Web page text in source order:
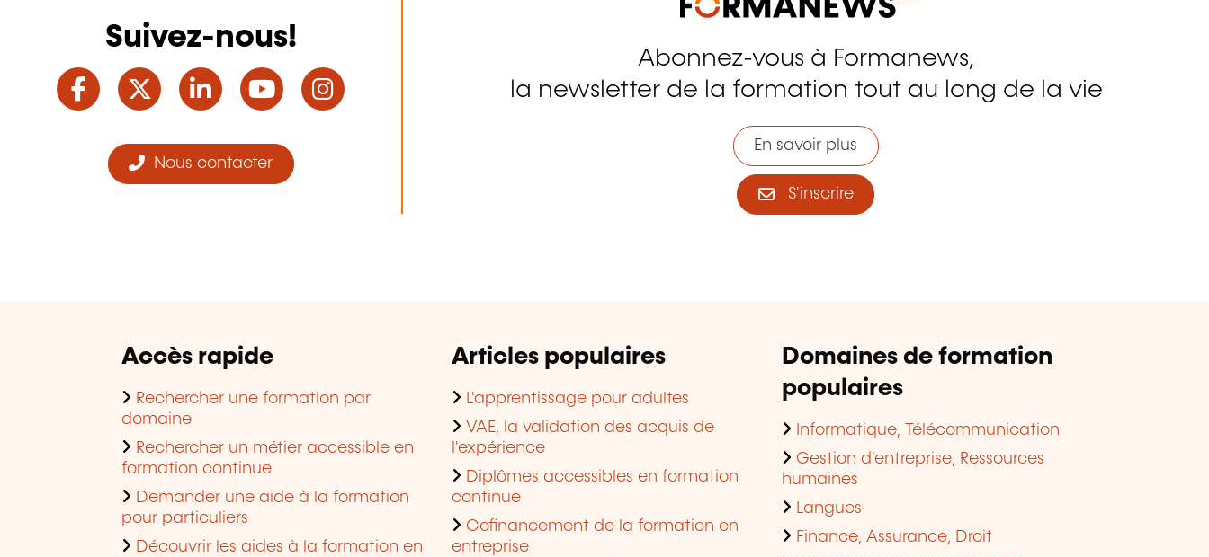
Suivez-nous!
Facebook
TwitterLinkedInYouTube
Nous contacter
Abonnez-vous à Formanews,
la newsletter de la formation tout au long de la vie
En savoir plus
S'inscrire
Accès rapide
Rechercher une formation par
domaine
Rechercher un métier accessible en
formation continue
Demander une aide à la formation
pour particuliers
Découvrir les aides à la formation en
Articles populaires
L'apprentissage pour adultes
VAE, la validation des acquis de
l'expérience
Diplômes accessibles en formation
continue
Cofinancement de la formation en
entreprise
Domaines de formation
populaires
Informatique, Télécommunication
Gestion d'entreprise, Ressources
humaines
Langues
Finance, Assurance, Droit